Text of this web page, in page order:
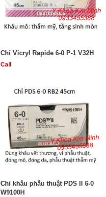
Chỉ Vicryl Rapide 6-0 P-1 V32H
Call
Chỉ khâu phẫu thuật PDS II 6-0
W9100H